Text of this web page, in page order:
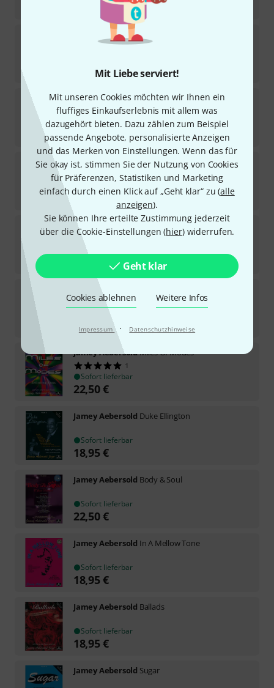
Mit Liebe serviert!
Mit unseren Cookies möchten wir Ihnen ein
fluffiges Einkaufserlebnis mit allem was
dazugehört bieten. Dazu zählen zum Beispiel
passende Angebote, personalisierte Anzeigen
und das Merken von Einstellungen. Wenn das für
Sie okay ist, stimmen Sie der Nutzung von Cookies
für Präferenzen, Statistiken und Marketing
einfach durch einen Klick auf „Geht klar“ zu (alle
anzeigen).
Sie können Ihre erteilte Zustimmung jederzeit
über die Cookie-Einstellungen (hier) widerrufen.
Geht klar
Cookies ablehnen Weitere Infos
Impressum · Datenschutzhinweise
€
Jamey AebersoldGroovin' High
1
18,95€
Jamey AebersoldI Got Rhythm
1
Sofort lieferbar
18,95€
Jamey AebersoldCharlie Parker
Sofort lieferbar
19,95 €
Jamey Aebersold Favorite Standards
Sofort lieferbar
Jamey Aebersold
Sofort lieferbar
18,95 €
Jamey AebersoldMiles Of Modes
1
Sofort lieferbar
22,50€
Jamey Aebersold Duke Ellington
Sofort lieferbar
18,95€
Jamey Aebersold Body & Soul
Sofort lieferbar
22,50€
Jamey Aebersold In A Mellow Tone
Sofort lieferbar
18,95€
Jamey Aebersold Ballads
Sofort lieferbar
18,95€
Jamey Aebersold Sugar